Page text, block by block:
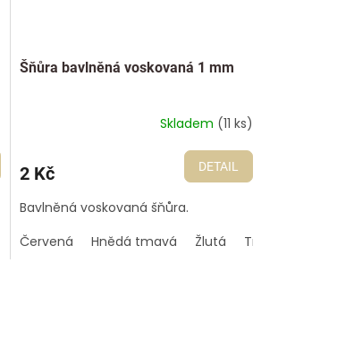
Šňůra bavlněná voskovaná 1 mm
Skladem (11 ks)
2 Kč DETAIL
Bavlněná voskovaná šňůra.
Červená
Hnědá tmavá Žlutá Tmavě zelená